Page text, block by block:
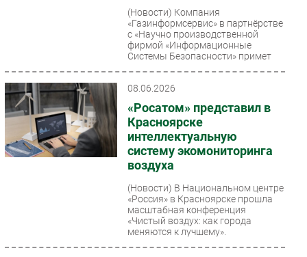
(Новости) Компания
«Газинформсервис» в партнёрстве
с «Научно производственной
фирмой «Информационные
Системы Безопасности» примет
08.06.2026
«Росатом» представил в
Красноярске
интеллектуальную
систему экомониторинга
воздуха
(Новости) В Национальном центре
«Россия» в Красноярске прошла
масштабная конференция
«Чистый воздух: как города
меняются к лучшему».